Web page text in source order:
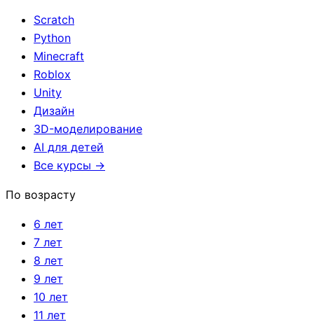
Scratch
Python
Minecraft
Roblox
Unity
Дизайн
3D-моделирование
AI для детей
Все курсы →
По возрасту
6 лет
7 лет
8 лет
9 лет
10 лет
11 лет